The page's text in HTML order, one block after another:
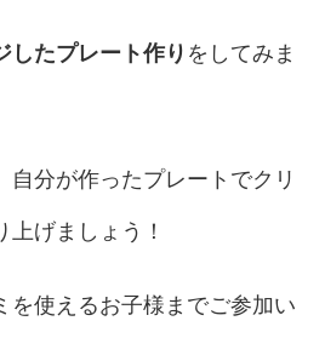
したプレート作り をしてみま
自分が作ったプレートでクリ
上げましょう！
を使えるお子様までご参加い